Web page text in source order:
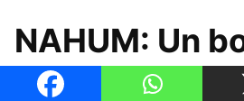
NAHUM: Un
para el estudio